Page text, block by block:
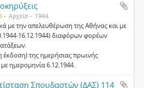
Αρχείο 1944
με την απελευθέρωση της Αθήνας και με
16.12.1944) διαφόρων φορέων
έκδοση) της ημερήσιας πρωινής
ημερομηνία 6.12.1944.
Σπουδαστών (ΔΑΣ) 114